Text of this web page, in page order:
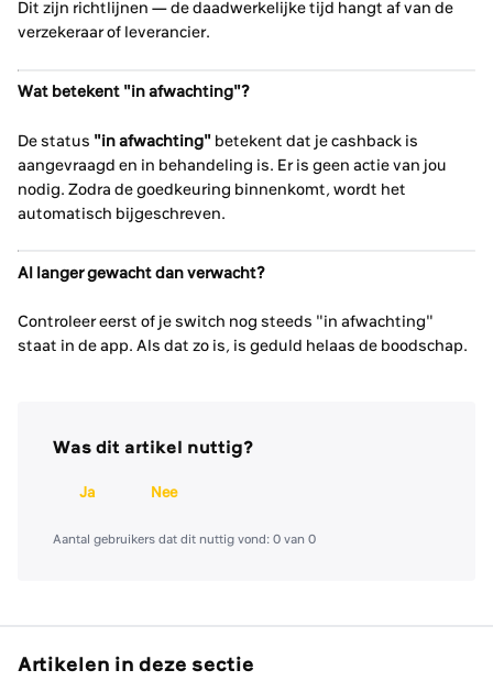
Dit zijn richtlijnen — de daadwerkelijke tijd hangt af van de
verzekeraar of leverancier.
Wat betekent "in afwachting"?
De status "in afwachting" betekent dat je cashback is
aangevraagd en in behandeling is. Er is geen actie van jou
nodig. Zodra de goedkeuring binnenkomt, wordt het
automatisch bijgeschreven.
Al langer gewacht dan verwacht?
Controleer eerst of je switch nog steeds "in afwachting"
staat in de app. Als dat zo is, is geduld helaas de boodschap.
Was dit artikel nuttig?
Ja Nee
Aantal gebruikers dat dit nuttig vond: 0 van 0
Artikelen in deze sectie